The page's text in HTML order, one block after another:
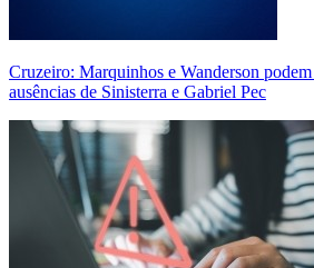
Cruzeiro: Marquinhos e Wanderson
ausências de Sinisterra e Gabriel Pec